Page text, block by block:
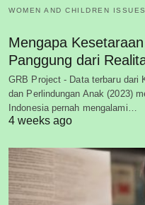
WOMEN AND CHILDREN ISSUES
Mengapa
Panggung dari
GRB Project - Data terbaru dari
dan Perlindungan Anak (2023)
Indonesia pernah mengalami…
4 weeks ago